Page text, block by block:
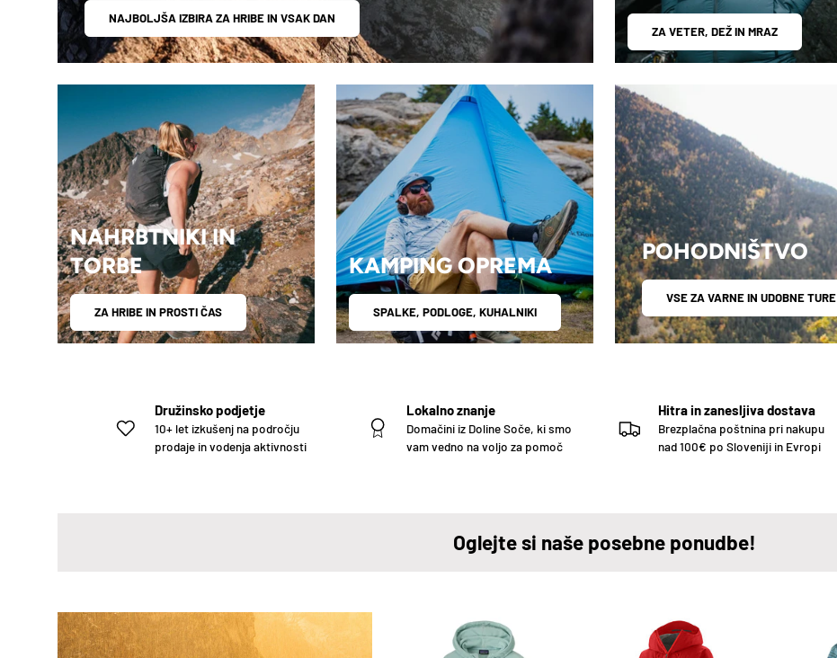
NAJBOLJŠA IZBIRA ZA HRIBE IN VSAK DAN
ZA VETER, DEŽ IN MRAZ
NAHRBTNIKI IN
TORBE
ZA HRIBE IN PROSTI ČAS
KAMPING OPREMA
SPALKE, PODLOGE, KUHALNIKI
POHODNIŠTVO
VSE ZA VARNE IN UDOBNE TURE
Družinsko podjetje
10+ let izkušenj na področju
prodaje in vodenja aktivnosti
Lokalno znanje
Domačini iz Doline Soče, ki smo
vam vedno na voljo za pomoč
Hitra in zanesljiva dostava
Brezplačna poštnina pri nakupu
nad 100€ po Sloveniji in Evropi
Oglejte si naše posebne ponudbe!